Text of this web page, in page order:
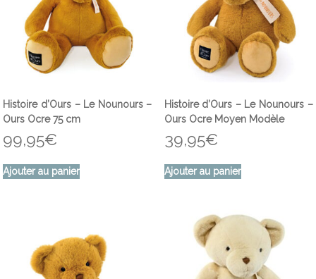
Histoire d’Ours – Le Nounours –
Ours Ocre 75 cm
99,95€
Ajouter au panier
Histoire d’Ours – Le Nounours –
Ours Ocre Moyen Modèle
39,95€
Ajouter au panier